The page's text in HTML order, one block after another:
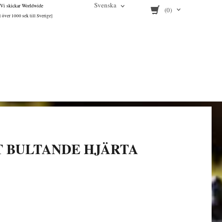
skickar Worldwide
1000 sek till Sverige]
Svenska
(0)
HJÄRTA